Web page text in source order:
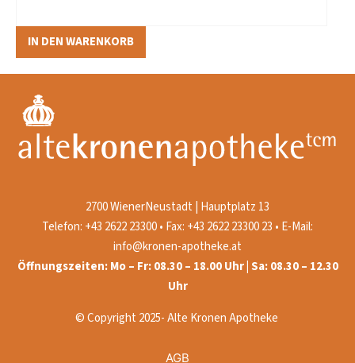
IN DEN WARENKORB
2700 WienerNeustadt | Hauptplatz 13
Telefon: +43 2622 23300 • Fax: +43 2622 23300 23 • E-Mail:
info@kronen-apotheke.at
Öffnungszeiten: Mo – Fr: 08.30 – 18.00 Uhr | Sa: 08.30 – 12.30
Uhr
© Copyright 2025- Alte Kronen Apotheke
AGB